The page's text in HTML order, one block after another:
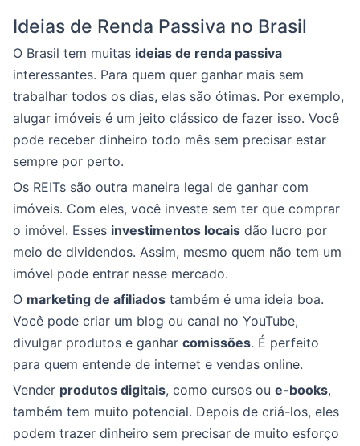
Ideias de Renda Passiva no Brasil
O Brasil tem muitas ideias de renda passiva
interessantes. Para quem quer ganhar mais sem
trabalhar todos os dias, elas são ótimas. Por exemplo,
alugar imóveis é um jeito clássico de fazer isso. Você
pode receber dinheiro todo mês sem precisar estar
sempre por perto.
Os REITs são outra maneira legal de ganhar com
imóveis. Com eles, você investe sem ter que comprar
o imóvel. Esses investimentos locais dão lucro por
meio de dividendos. Assim, mesmo quem não tem um
imóvel pode entrar nesse mercado.
O marketing de afiliados também é uma ideia boa.
Você pode criar um blog ou canal no YouTube,
divulgar produtos e ganhar comissões. É perfeito
para quem entende de internet e vendas online.
Vender produtos digitais, como cursos ou e-books,
também tem muito potencial. Depois de criá-los, eles
podem trazer dinheiro sem precisar de muito esforço